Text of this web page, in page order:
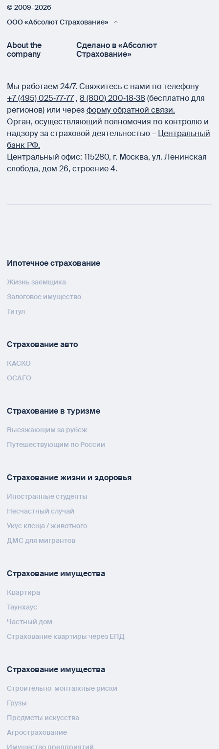
© 2009–2026
ООО «Абсолют Страхование»
About the
company
Сделано в «Абсолют
Страхование»
Мы работаем 24/7. Свяжитесь с нами по телефону
+7 (495) 025‑77‑77 , 8 (800) 200‑18‑38(бесплатно для
регионов) или черезформу обратной связи.
Орган, осуществляющий полномочия по контролю и
надзору за страховой деятельностью – Центральный
банк РФ.
Центральный офис: 115280, г. Москва, ул. Ленинская
слобода, дом 26, строение 4.
Ипотечное страхование
Жизнь заемщика
Залоговое имущество
Титул
Страхование авто
КАСКО
ОСАГО
Страхование в туризме
Выезжающим за рубеж
Путешествующим по России
Страхование жизни и здоровья
Иностранные студенты
Несчастный случай
Укус клеща / животного
ДМС для мигрантов
Страхование имущества
Квартира
Таунхаус
Частный дом
Страхование квартиры через ЕПД
Страхование имущества
Строительно-монтажные риски
Грузы
Предметы искусства
Агрострахование
Имущество предприятий